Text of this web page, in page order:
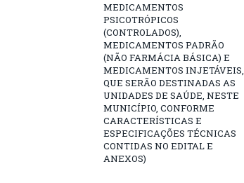
MEDICAMENTOS
PSICOTRÓPICOS
(CONTROLADOS),
MEDICAMENTOS PADRÃO
(NÃO FARMÁCIA BÁSICA) E
MEDICAMENTOS INJETÁVEIS,
QUE SERÃO DESTINADAS AS
UNIDADES DE SAÚDE, NESTE
MUNICÍPIO, CONFORME
CARACTERÍSTICAS E
ESPECIFICAÇÕES TÉCNICAS
CONTIDAS NO EDITAL E
ANEXOS)